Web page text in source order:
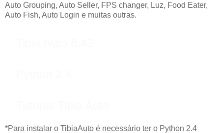
Auto Grouping, Auto Seller, FPS changer, Luz, Food Eater,
Auto Fish, Auto Login e muitas outras.
*Para instalar o TibiaAuto é necessário ter o Python 2.4